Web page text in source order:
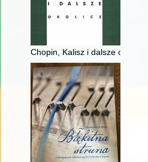
Chopin, Kalisz i dalsze okolice